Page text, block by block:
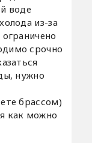
воде
из-за
срочно
нужно
брассом)
как можно